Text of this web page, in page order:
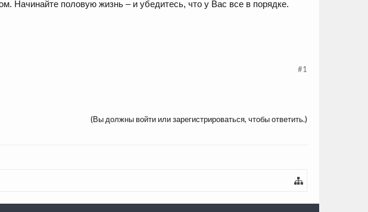
Начинайте половую жизнь – и убедитесь, что у Вас все в порядке.
#1
(Вы должны войти или зарегистрироваться, чтобы ответить.)